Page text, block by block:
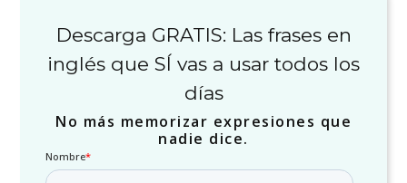
Descarga GRATIS: Las frases en
inglés que SÍ vas a usar todos los
días
No más memorizar expresiones que
nadie dice.